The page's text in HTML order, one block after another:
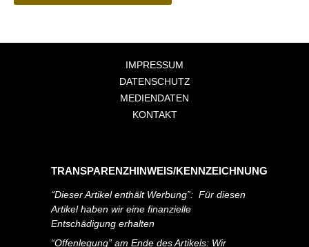
IMPRESSUM
DATENSCHUTZ
MEDIENDATEN
KONTAKT
TRANSPARENZHINWEIS/KENNZEICHNUNG
“Dieser Artikel enthält Werbung”: Für diesen
Artikel haben wir eine finanzielle
Entschädigung erhalten
“Offenlegung” am Ende des Artikels: Wir